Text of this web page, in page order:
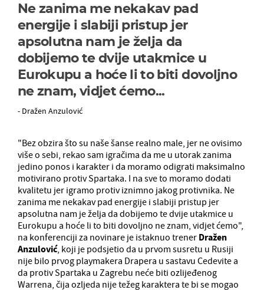
Ne zanima me nekakav pad
energije i slabiji pristup jer
apsolutna nam je želja da
dobijemo te dvije utakmice u
Eurokupu a hoće li to biti dovoljno
ne znam, vidjet ćemo...
- Dražen Anzulović
"Bez obzira što su naše šanse realno male, jer ne ovisimo
više o sebi, rekao sam igračima da me u utorak zanima
jedino ponos i karakter i da moramo odigrati maksimalno
motivirano protiv Spartaka. I na sve to moramo dodati
kvalitetu jer igramo protiv iznimno jakog protivnika. Ne
zanima me nekakav pad energije i slabiji pristup jer
apsolutna nam je želja da dobijemo te dvije utakmice u
Eurokupu a hoće li to biti dovoljno ne znam, vidjet ćemo",
na konferenciji za novinare je istaknuo trener Dražen
Anzulović, koji je podsjetio da u prvom susretu u Rusiji
nije bilo prvog playmakera Drapera u sastavu Cedevite a
da protiv Spartaka u Zagrebu neće biti ozlijeđenog
Warrena, čija ozljeda nije težeg karaktera te bi se mogao